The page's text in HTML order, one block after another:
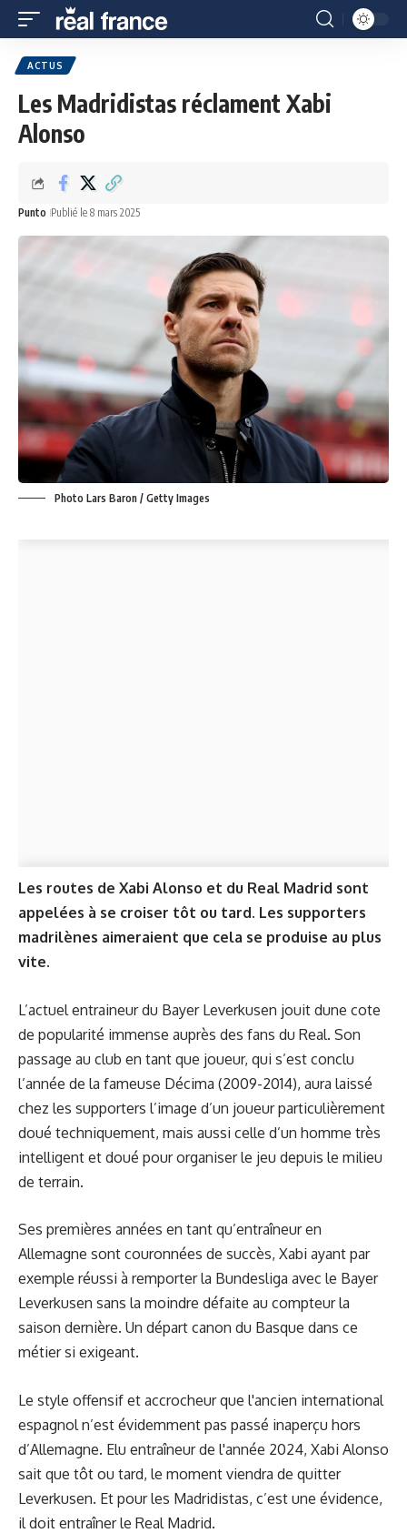
ACTUS
Les Madridistas réclament Xabi
Alonso
Punto Publié le 8 mars 2025
Photo Lars Baron / Getty Images
Les routes de Xabi Alonso et du Real Madrid sont
appelées à se croiser tôt ou tard. Les supporters
madrilènes aimeraient que cela se produise au plus
vite.
L’actuel entraineur du Bayer Leverkusen jouit dune cote
de popularité immense auprès des fans du Real. Son
passage au club en tant que joueur, qui s’est conclu
l’année de la fameuse Décima (2009-2014), aura laissé
chez les supporters l’image d’un joueur particulièrement
doué techniquement, mais aussi celle d’un homme très
intelligent et doué pour organiser le jeu depuis le milieu
de terrain.
Ses premières années en tant qu’entraîneur en
Allemagne sont couronnées de succès, Xabi ayant par
exemple réussi à remporter la Bundesliga avec le Bayer
Leverkusen sans la moindre défaite au compteur la
saison dernière. Un départ canon du Basque dans ce
métier si exigeant.
Le style offensif et accrocheur que l'ancien international
espagnol n’est évidemment pas passé inaperçu hors
d’Allemagne. Elu entraîneur de l'année 2024, Xabi Alonso
sait que tôt ou tard, le moment viendra de quitter
Leverkusen. Et pour les Madridistas, c’est une évidence,
il doit entraîner le Real Madrid.